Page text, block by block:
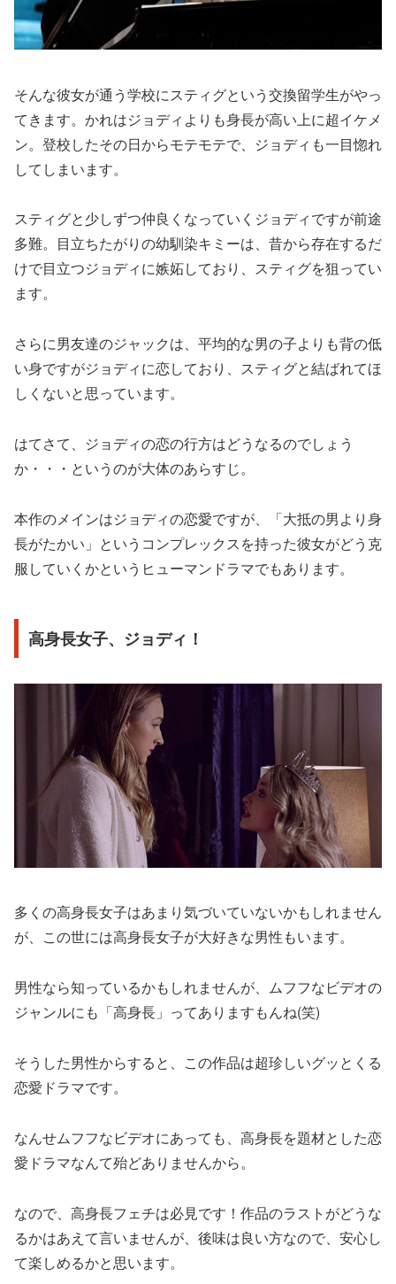
そんな彼女が通う学校にスティグという交換留学生がやっ
てきます。かれはジョディよりも身長が高い上に超イケメ
ン。登校したその日からモテモテで、ジョディも一目惚れ
してしまいます。
スティグと少しずつ仲良くなっていくジョディですが前途
多難。目立ちたがりの幼馴染キミーは、昔から存在するだ
けで目立つジョディに嫉妬しており、スティグを狙ってい
ます。
さらに男友達のジャックは、平均的な男の子よりも背の低
い身ですがジョディに恋しており、スティグと結ばれてほ
しくないと思っています。
はてさて、ジョディの恋の行方はどうなるのでしょう
か・・・というのが大体のあらすじ。
本作のメインはジョディの恋愛ですが、「大抵の男より身
長がたかい」というコンプレックスを持った彼女がどう克
服していくかというヒューマンドラマでもあります。
高身長女子、ジョディ！
多くの高身長女子はあまり気づいていないかもしれません
が、この世には高身長女子が大好きな男性もいます。
男性なら知っているかもしれませんが、ムフフなビデオの
ジャンルにも「高身長」ってありますもんね(笑)
そうした男性からすると、この作品は超珍しいグッとくる
恋愛ドラマです。
なんせムフフなビデオにあっても、高身長を題材とした恋
愛ドラマなんて殆どありませんから。
なので、高身長フェチは必見です！作品のラストがどうな
るかはあえて言いませんが、後味は良い方なので、安心し
て楽しめるかと思います。